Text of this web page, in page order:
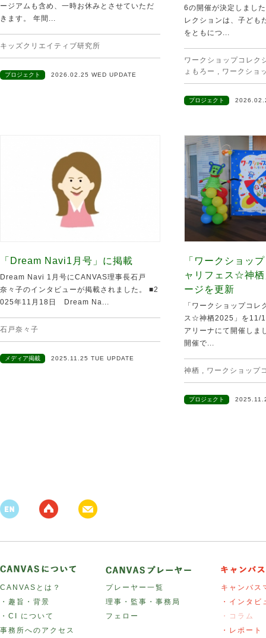
ージアムも含め、一時お休みとさせていただ
きます。 年間...
キッズクリエイティブ研究所
プロジェクト 2026.02.25 WED UPDATE
6の開催が決定しまし
レクションは、子ども
をともにつ...
ワークショップコレク
ょもろー , ワークショ
プロジェクト
「Dream Navi1月号」に掲載
Dream Navi 1月号にCANVAS理事長石戸
奈々子のインタビューが掲載されました。 ■2
025年11月18日 Dream Na...
石戸奈々子
メディア掲載 2025.11.25 TUE UPDATE
「ワークショッ
ャリフェス☆神
ージを更新
「ワークショップコ
ス☆神栖2025」を11/
アリーナにて開催しま
開催で...
神栖 , ワークショップ
プロジェクト
CANVASとは？
・趣旨・背景
・CI について
事務所へのアクセス
プレーヤー一覧
理事・監事・事務局
フェロー
キャンバス
・インタビ
・コラム
・レポート